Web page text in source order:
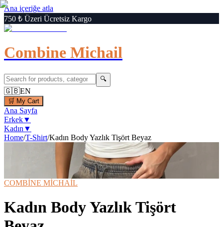
Ana içeriğe atla
750 ₺ Üzeri Ücretsiz Kargo
Combine Michail
🔍
🇬🇧EN
🛒 My Cart
Ana Sayfa
Erkek▼
Kadın ▼
Home/T-Shirt/Kadın Body Yazlık Tişört Beyaz
📦 Kargo Bedava
⚡ Hızlı Teslimat
COMBİNE MİCHAİL
Kadın Body Yazlık Tişört